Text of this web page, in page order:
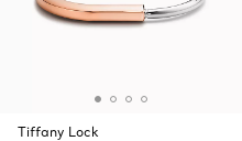
Tiffany Lock